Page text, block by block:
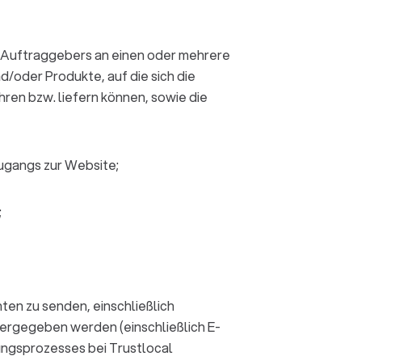
an einen oder mehrere
oder Produkte, auf die sich die
bzw. liefern können, sowie die
zur Website;
zu senden, einschließlich
werden (einschließlich E-
bei Trustlocal